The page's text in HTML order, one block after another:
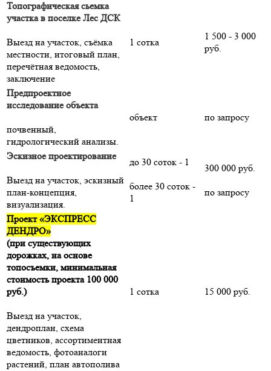
Топографическая сьемка
участка в поселке Лес ДСК
Выезд на участок, съёмка
местности, итоговый план,
перечётная ведомость,
заключение
1 сотка
1 500 - 3 000
руб.
Предпроектное
исследование объекта
почвенный,
гидрологический анализы.
объект по запросу
Эскизное проектирование
Выезд на участок, эскизный
план-концепция,
визуализация.
до 30 соток - 1
более 30 соток -
1
300 000 руб.
по запросу
Проект «ЭКСПРЕСС
ДЕНДРО»
(при существующих
дорожках, на основе
топосъемки, минимальная
стоимость проекта 100 000
руб.)
Выезд на участок,
дендроплан, схема
цветников, ассортиментная
ведомость, фотоаналоги
растений, план автополива
1 сотка 15 000 руб.